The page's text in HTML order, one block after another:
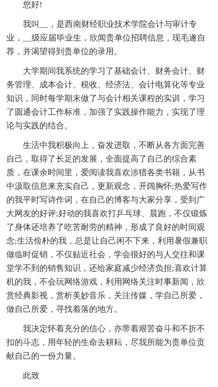
您好!
我叫__，是西南财经职业技术学院会计与审计专
业，__级应届毕业生，欣闻贵单位招聘信息，现毛遂自
荐，并渴望得到贵单位的录用。
大学期间我系统的学习了基础会计、财务会计、财
务管理、成本会计、税收、经济法、会计电算化等专业
知识，同时每学期末做了与会计相关课程的实训，学习
了圆通会计工作标准，加强了实践操作能力，实现了理
论与实践的结合。
生活中我积极向上，奋发进取，不断从各方面完善
自己，取得了长足的发展，全面提高了自己的综合素
质，在课余时间里，爱阅读我喜欢涉猎各类书籍，从书
中汲取信息来充实自己，更新观念，开阔胸怀;热爱写作
的我平时写诗作词，在自己的博客与大家分享，受到广
大网友的好评;好动的我喜欢打乒乓球、晨跑，不仅锻炼
了身体还培养了吃苦耐劳的精神，形成了良好的时间观
念;生活俭朴的我，总是让自己闲不下来，利用暑假兼职
做临时促销，不仅贴近社会，学会很好的与人交往和课
堂学不到的销售知识，还给家庭减少经济负担;喜欢计算
机的我，不会玩网络游戏，利用网络关注时事新闻，欣
赏经典影视，赏析美妙音乐，关注传媒，学自己所爱，
做自己所爱，寻找着落的地方。
我决定怀着充分的信心，亦带着艰苦奋斗和不折不
扣的斗志，用年轻的生命去耕耘，尽我所能为贵单位贡
献自己的一份力量。
此致